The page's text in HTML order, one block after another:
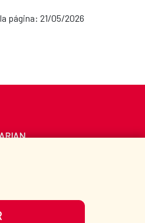
página: 21/05/2026